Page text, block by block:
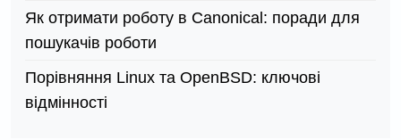
Як отримати роботу в Canonical: поради для
пошукачів роботи
Порівняння Linux та OpenBSD: ключові
відмінності